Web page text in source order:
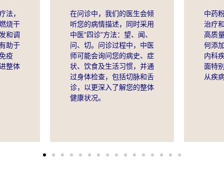
法，
烧干
和调
助于
疫
整体
在问诊中，我们的医生会倾
听您的病情描述，同时采用
中医“四诊”方法：望、闻、
问、切。问诊过程中，中医
师可能会询问您的病史、症
状、饮食及生活习惯，并通
过身体检查，包括切脉和舌
诊，以更深入了解您的整体
健康状况。
中药
治疗
高质
何添
内科
面特
从疾